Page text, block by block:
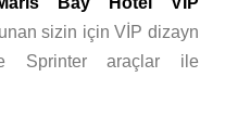
sizin için VİP dizayn
Sprinter araçlar ile